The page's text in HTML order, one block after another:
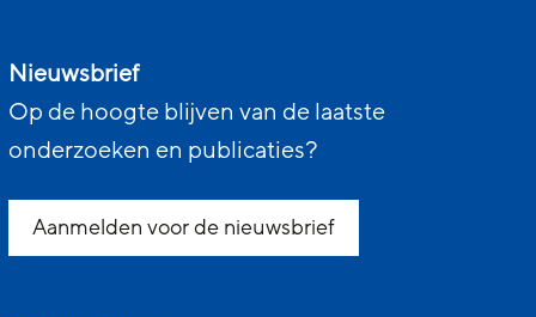
Nieuwsbrief
Op de hoogte blijven van de laatste
onderzoeken en publicaties?
Aanmelden voor de nieuwsbrief